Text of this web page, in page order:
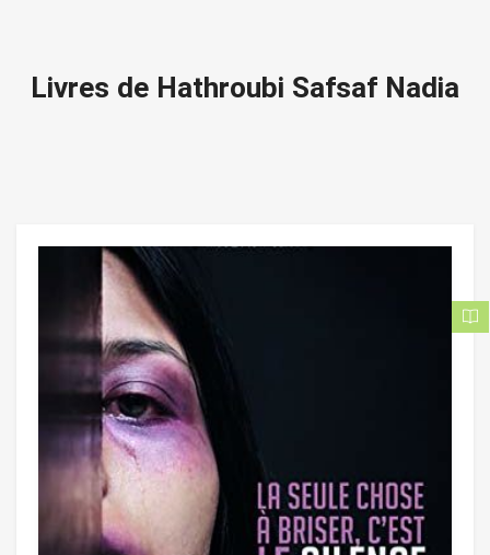
Livres de Hathroubi Safsaf Nadia